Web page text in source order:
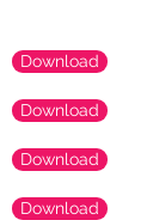
Download
Download
Download
Download